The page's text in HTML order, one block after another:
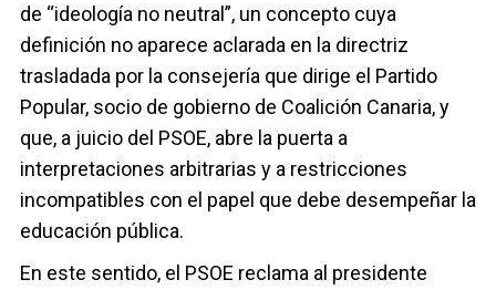
de “ideología no neutral”, un concepto cuya
definición no aparece aclarada en la directriz
trasladada por la consejería que dirige el Partido
Popular, socio de gobierno de Coalición Canaria, y
que, a juicio del PSOE, abre la puerta a
interpretaciones arbitrarias y a restricciones
incompatibles con el papel que debe desempeñar la
educación pública.
En este sentido, el PSOE reclama al presidente